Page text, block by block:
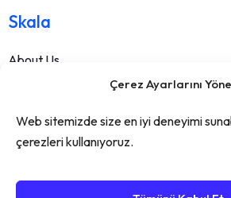
Çerez Ayarlarını
Web sitemizde size en iyi deneyimi
çerezleri kullanıyoruz.
Skala
About Us
FAQ
Terms Of Service